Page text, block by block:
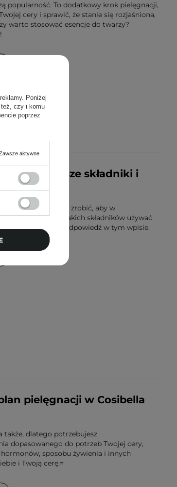
popularność. To dodatkowy krok pielęgnacji,
cery i sprawić, że stanie się rozjaśniona,
warto stosować esencje do twarzy?
Najlepsze składniki i
z nim walczyć? Co zrobić, aby w
stany zapalne? Jakich składników używać
znajdziecie odpowiedź w tym wpisie.
pielęgnacji w Cosibella
także, dlatego potrzebujesz
dopasowanego do potrzeb Twojej cery,
sposobu żywienia i innych
i Twoją cerę.=
Poniżej
też, czy i komu
poprzez
aktywne